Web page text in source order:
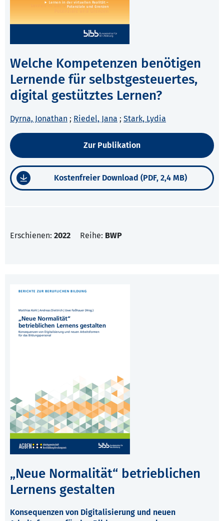
Welche Kompetenzen benötigen
Lernende für selbstgesteuertes,
digital gestütztes Lernen?
Dyrna, Jonathan ; Riedel, Jana ; Stark, Lydia
Zur Publikation
Kostenfreier Download (PDF, 2,4 MB)
Erschienen: 2022 Reihe: BWP
„Neue Normalität“ betrieblichen
Lernens gestalten
Konsequenzen von Digitalisierung und neuen